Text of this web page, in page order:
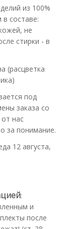
из 100%
составе:
не
стирки - в
(расцветка
под
заказа со
нас
за понимание.
12 августа,
:
и
после